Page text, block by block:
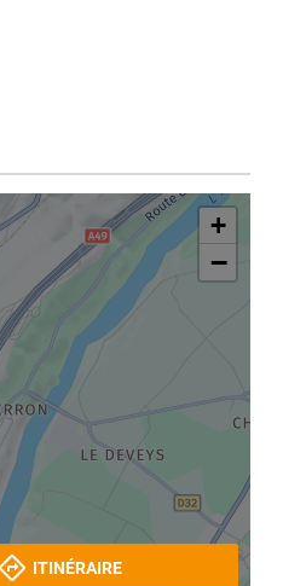
+
−
ITINÉRAIRE